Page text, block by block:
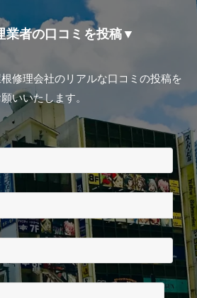
業者の口コミを投稿▼
修理会社のリアルな口コミの投稿を
いいたします。